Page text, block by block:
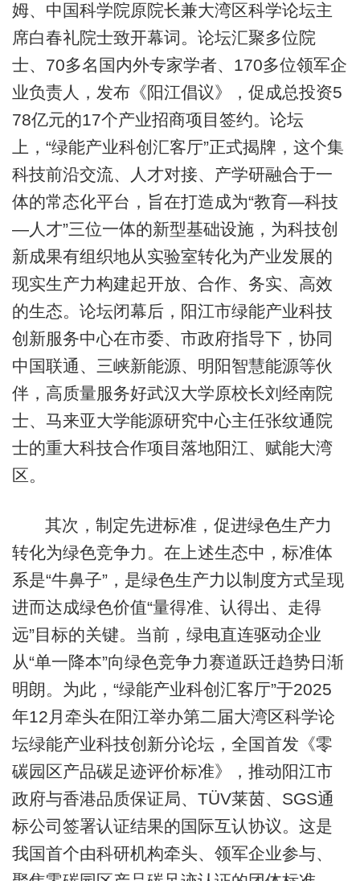
姆、中国科学院原院长兼大湾区科学论坛主
席白春礼院士致开幕词。论坛汇聚多位院
士、70多名国内外专家学者、170多位领军企
业负责人，发布《阳江倡议》，促成总投资5
78亿元的17个产业招商项目签约。论坛
上，“绿能产业科创汇客厅”正式揭牌，这个集
科技前沿交流、人才对接、产学研融合于一
体的常态化平台，旨在打造成为“教育—科技
—人才”三位一体的新型基础设施，为科技创
新成果有组织地从实验室转化为产业发展的
现实生产力构建起开放、合作、务实、高效
的生态。论坛闭幕后，阳江市绿能产业科技
创新服务中心在市委、市政府指导下，协同
中国联通、三峡新能源、明阳智慧能源等伙
伴，高质量服务好武汉大学原校长刘经南院
士、马来亚大学能源研究中心主任张纹通院
士的重大科技合作项目落地阳江、赋能大湾
区。
其次，制定先进标准，促进绿色生产力
转化为绿色竞争力。在上述生态中，标准体
系是“牛鼻子”，是绿色生产力以制度方式呈现
进而达成绿色价值“量得准、认得出、走得
远”目标的关键。当前，绿电直连驱动企业
从“单一降本”向绿色竞争力赛道跃迁趋势日渐
明朗。为此，“绿能产业科创汇客厅”于2025
年12月牵头在阳江举办第二届大湾区科学论
坛绿能产业科技创新分论坛，全国首发《零
碳园区产品碳足迹评价标准》，推动阳江市
政府与香港品质保证局、TÜV莱茵、SGS通
标公司签署认证结果的国际互认协议。这是
我国首个由科研机构牵头、领军企业参与、